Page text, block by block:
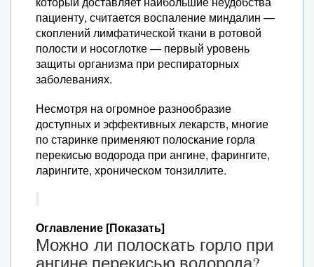
пациенту, считается воспаление миндалин —
скоплений лимфатической ткани в ротовой
полости и носоглотке — первый уровень
защиты организма при респираторных
заболеваниях.
Несмотря на огромное разнообразие
доступных и эффективных лекарств, многие
по старинке применяют полоскание горла
перекисью водорода при ангине, фарингите,
ларингите, хроническом тонзиллите.
Оглавление [Показать]
Можно ли полоскать горло при